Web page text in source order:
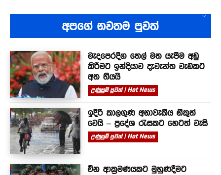
අපගේ නවතම පුවත්
මැදපෙරදිග තෙල් මත යැපීම අඩු
කිරීමට ඉන්දියාව දැවැන්ත වැඩකට
අත තියයි
උණුසුම් පුවත් | Hot News
ඉදිරි කාලගුණ අනාවැකිය නිකුත්
වෙයි – ප්‍රදේශ රැසකට හෙටත් වැසි
උණුසුම් පුවත් | Hot News
චීන ආක්‍රමණයකට මුහුණදීමට